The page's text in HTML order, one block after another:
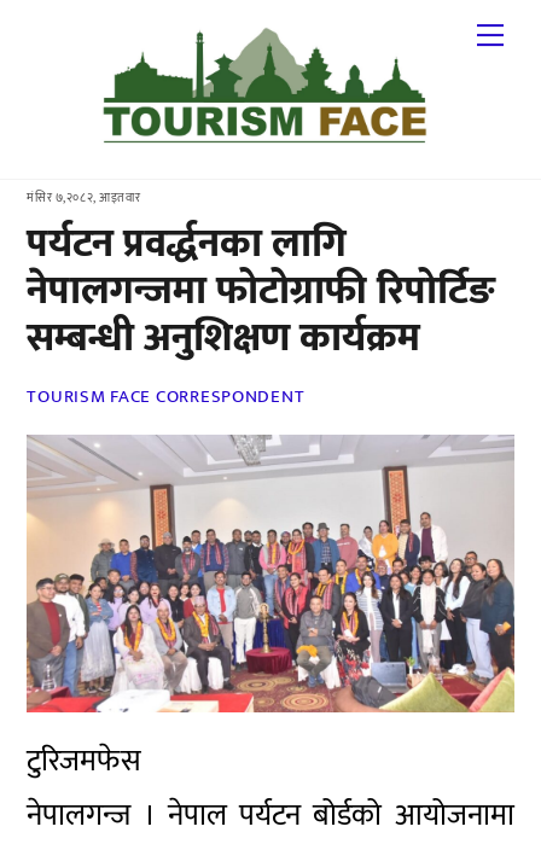
मंसिर ७,२०८२, आइतवार
पर्यटन प्रवर्द्धनका लागि
नेपालगन्जमा फोटोग्राफी रिपोर्टिङ
सम्बन्धी अनुशिक्षण कार्यक्रम
TOURISM FACE CORRESPONDENT
टुरिजमफेस
नेपालगन्ज । नेपाल पर्यटन बोर्डको आयोजनामा